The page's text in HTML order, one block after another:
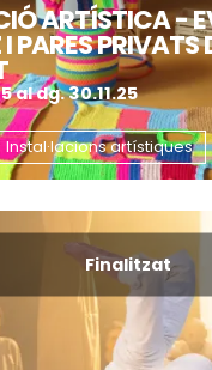
ARTÍSTICA -
PARES PRIVATS
al dg. 30.11.25
Instal·lacions artístiques
Finalitzat